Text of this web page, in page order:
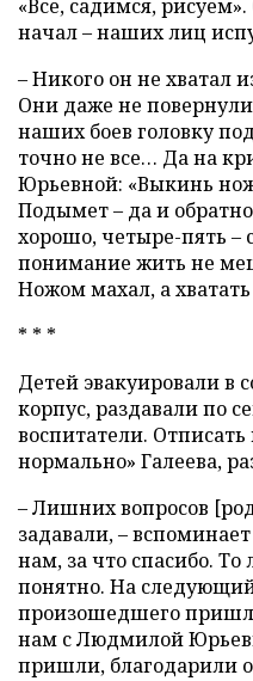
«Все, садимся,
начал – наших лиц
– Никого он не хватал
Они даже не
наших боев головку
точно не все… Да на
Юрьевной: «Выкинь
Подымет – да и
хорошо, четыре-пять –
понимание жить не
Ножом махал, а хватать
* * *
Детей эвакуировали в
корпус, раздавали по
воспитатели.
нормально» Галеева,
– Лишних вопросов
задавали, –
нам, за что спасибо.
понятно. На
произошедшего
нам с Людмилой
пришли, благодарили